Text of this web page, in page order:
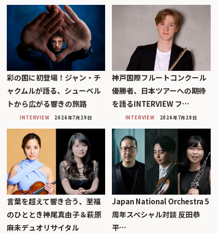
彩の国に初登場！ジャン・チ
ャクムルが語る、シューベル
トから広がる響きの旅路
INTERVIEW 2026年7月29日
神戸国際フルートコンクール
優勝者、日本ツアーへの期待
を語るINTERVIEW フ…
INTERVIEW 2026年7月28日
言葉を超えて響き合う、至福
のひととき神尾真由子＆萩原
麻未デュオリサイタル
Japan National Orchestra 5
周年スペシャル対談 反田恭
平…